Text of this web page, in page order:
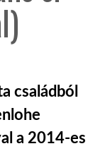
családból
a 2014-es